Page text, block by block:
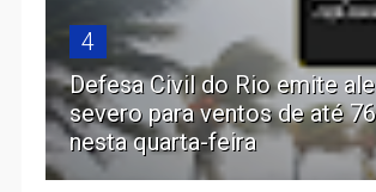
4
Defesa Civil do Rio emite
severo para ventos de até
nesta quarta-feira